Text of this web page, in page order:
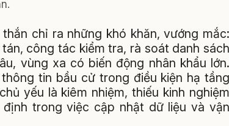
chỉ ra những khó khăn, vướng mắc:
công tác kiểm tra, rà soát danh sách
vùng xa có biến động nhân khẩu lớn.
tin bầu cử trong điều kiện hạ tầng
yếu là kiêm nhiệm, thiếu kinh nghiệm
trong việc cập nhật dữ liệu và vận